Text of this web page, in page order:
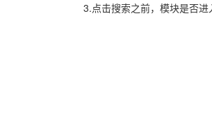
3.点击搜索之前，模块是否进